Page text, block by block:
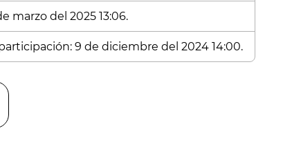
marzo del 2025 13:06.
9 de diciembre del 2024 14:00.